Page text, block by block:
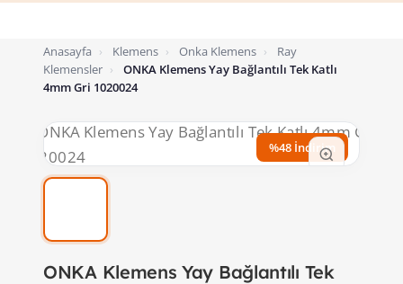
Anasayfa › Klemens › Onka Klemens ›
Ray
Klemensler ›
ONKA Klemens Yay Bağlantılı Tek Katlı
4mm Gri 1020024
%48 İndirim
ONKA Klemens Yay Bağlantılı Tek